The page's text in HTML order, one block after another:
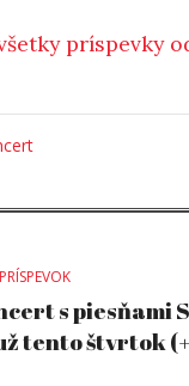
príspevky
s piesňami
tento štvrtok